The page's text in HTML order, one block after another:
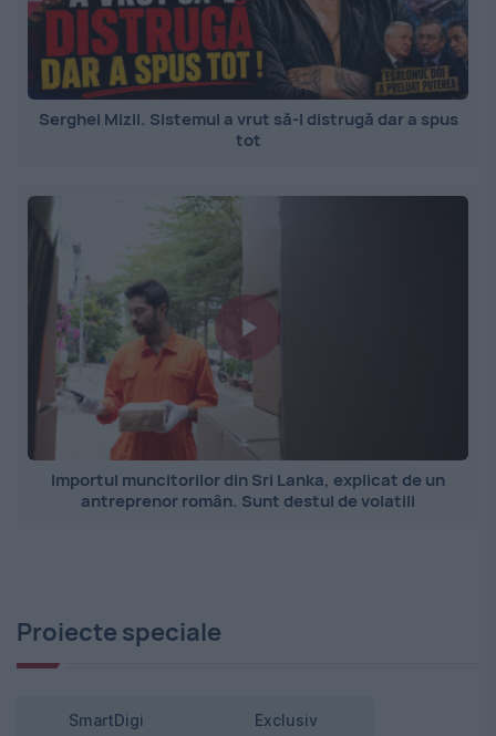
Serghei Mizil. Sistemul a vrut să-l distrugă dar a spus
tot
Importul muncitorilor din Sri Lanka, explicat de un
antreprenor român. Sunt destul de volatili
Proiecte speciale
SmartDigi Exclusiv